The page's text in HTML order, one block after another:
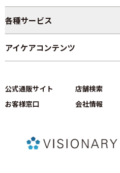
各種サービス
アイケアコンテンツ
公式通販サイト 店舗検索
お客様窓口
会社情報